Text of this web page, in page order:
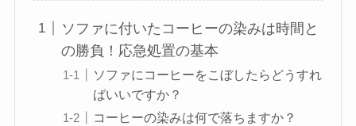
ソファに付いたコーヒーの染みは時間と
の勝負！応急処置の基本
ソファにコーヒーをこぼしたらどうすれ
ばいいですか？
コーヒーの染みは何で落ちますか？